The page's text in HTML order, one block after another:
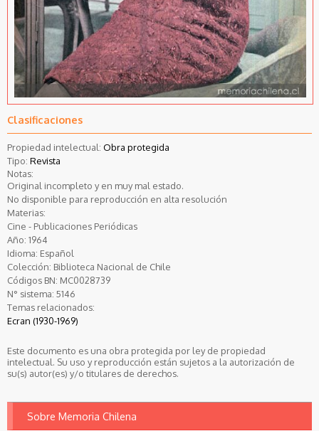
Clasificaciones
Propiedad intelectual: Obra protegida
Tipo: Revista
Notas:
Original incompleto y en muy mal estado.
No disponible para reproducción en alta resolución
Materias:
Cine - Publicaciones Periódicas
Año: 1964
Idioma: Español
Colección: Biblioteca Nacional de Chile
Códigos BN: MC0028739
N° sistema: 5146
Temas relacionados:
Ecran (1930-1969)
Este documento es una obra protegida por ley de propiedad
intelectual. Su uso y reproducción están sujetos a la autorización de
su(s) autor(es) y/o titulares de derechos.
Sobre Memoria Chilena